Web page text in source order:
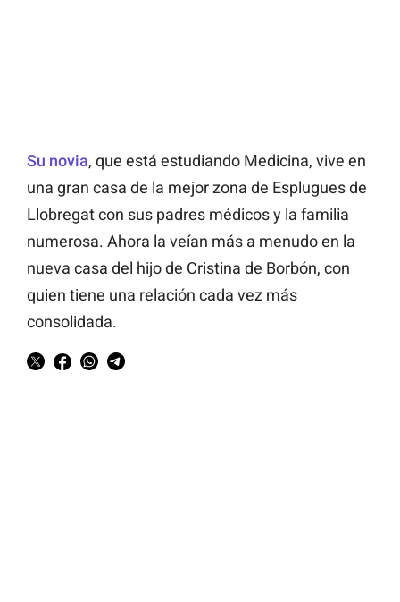
Su novia, que está estudiando Medicina, vive en
una gran casa de la mejor zona de Esplugues de
Llobregat con sus padres médicos y la familia
numerosa. Ahora la veían más a menudo en la
nueva casa del hijo de Cristina de Borbón, con
quien tiene una relación cada vez más
consolidada.